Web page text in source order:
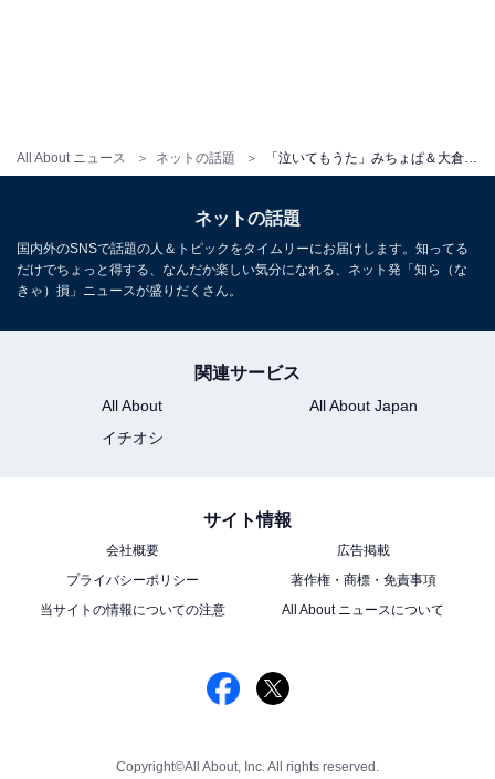
All About ニュース ネットの話題 「泣いてもうた」みちょぱ＆大倉士門、披露宴を開催！ お色直しでボブにイメチェンも「似合いすぎ！」
ネットの話題
国内外のSNSで話題の人＆トピックをタイムリーにお届けします。知ってる
だけでちょっと得する、なんだか楽しい気分になれる、ネット発「知ら（な
きゃ）損」ニュースが盛りだくさん。
関連サービス
All About
All About Japan
イチオシ
サイト情報
会社概要
広告掲載
プライバシーポリシー
著作権・商標・免責事項
当サイトの情報についての注意
All About ニュースについて
Copyright©All About, Inc. All rights reserved.